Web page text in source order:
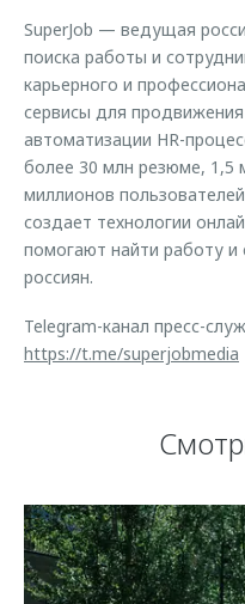
SuperJob — ведущая
поиска работы и
карьерного и
сервисы для
автоматизации HR-
более 30 млн резюме, 1,5
миллионов
создает технологии
помогают найти работу
россиян.
Telegram-канал пресс-
https://t.me/superjobmedia